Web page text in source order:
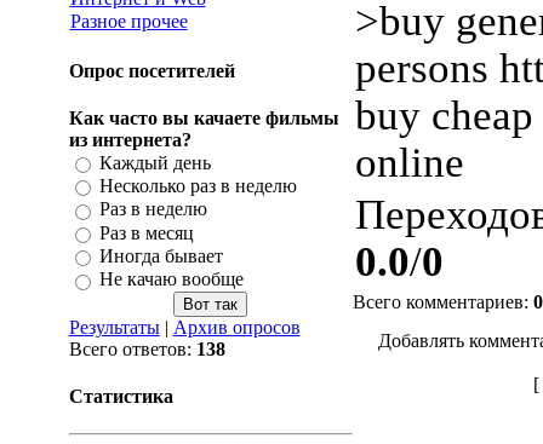
Разное прочее
Опрос посетителей
Как часто вы качаете фильмы
из интернета?
Каждый день
Несколько раз в неделю
Раз в неделю
Раз в месяц
Иногда бывает
Не качаю вообще
Результаты| Архив опросов
Всего ответов: 138
Статистика
>buy
persons
buy
online
0.0/0
Всего комментариев: 0
Добавлять
[